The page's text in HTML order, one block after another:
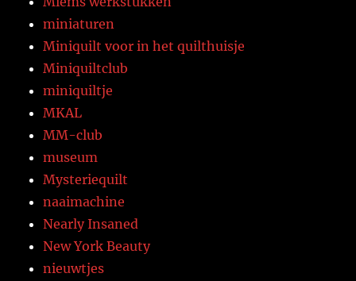
miniaturen
Miniquilt voor in het quilthuisje
Miniquiltclub
miniquiltje
MKAL
MM-club
museum
Mysteriequilt
naaimachine
Nearly Insaned
New York Beauty
nieuwtjes